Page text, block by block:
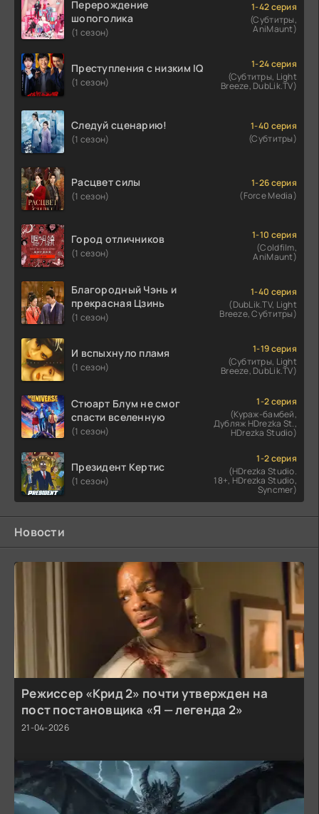
Перерождение
шопоголика
(1 сезон)
1-42 серия
(Субтитры,
AniMaunt)
Преступления с низким IQ
(1 сезон)
1-24 серия
(Субтитры, Light
Breeze, DubLik.TV)
Следуй сценарию!
(1 сезон)
1-40 серия
(Субтитры)
Расцвет силы
(1 сезон)
1-26 серия
(Force Media)
Город отличников
(1 сезон)
1-10 серия
(Coldfilm,
AniMaunt)
Благородный Чэнь и
прекрасная Цзинь
(1 сезон)
1-40 серия
(DubLik.TV, Light
Breeze, Субтитры)
И вспыхнуло пламя
(1 сезон)
1-19 серия
(Субтитры, Light
Breeze, DubLik.TV)
Стюарт Блум не смог
спасти вселенную
(1 сезон)
1-2 серия
(Кураж-бамбей,
Дубляж HDrezka St.,
HDrezka Studio)
Президент Кертис
(1 сезон)
1-2 серия
(HDrezka Studio.
18+, HDrezka Studio,
Syncmer)
Новости
Режиссер «Крид 2» почти утвержден на
пост постановщика «Я — легенда 2»
21-04-2026